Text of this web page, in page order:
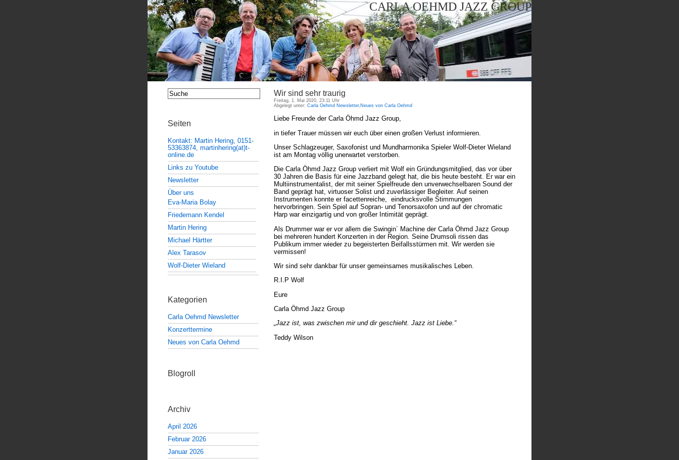
CARLA OEHMD JAZZ GROUP
Seiten
Kontakt: Martin Hering, 0151-
53363874, martinhering(at)t-
online.de
Links zu Youtube
Newsletter
Über uns
Eva-Maria Bolay
Friedemann Kendel
Martin Hering
Michael Härtter
Alex Tarasov
Wolf-Dieter Wieland
Kategorien
Carla Oehmd Newsletter
Konzerttermine
Neues von Carla Oehmd
Blogroll
Archiv
April 2026
Februar 2026
Januar 2026
Wir sind sehr traurig
Freitag, 1. Mai 2020, 23:11 Uhr
Abgelegt unter: Carla Oehmd Newsletter, Neues von Carla Oehmd
Liebe Freunde der Carla Öhmd Jazz Group,
in tiefer Trauer müssen wir euch über einen großen Verlust informieren.
Unser Schlagzeuger, Saxofonist und Mundharmonika Spieler Wolf-Dieter Wieland
ist am Montag völlig unerwartet verstorben.
Die Carla Öhmd Jazz Group verliert mit Wolf ein Gründungsmitglied, das vor über
30 Jahren die Basis für eine Jazzband gelegt hat, die bis heute besteht. Er war ein
Multiinstrumentalist, der mit seiner Spielfreude den unverwechselbaren Sound der
Band geprägt hat, virtuoser Solist und zuverlässiger Begleiter. Auf seinen
Instrumenten konnte er facettenreiche, eindrucksvolle Stimmungen
hervorbringen. Sein Spiel auf Sopran- und Tenorsaxofon und auf der chromatic
Harp war einzigartig und von großer Intimität geprägt.
Als Drummer war er vor allem die Swingin´ Machine der Carla Öhmd Jazz Group
bei mehreren hundert Konzerten in der Region. Seine Drumsoli rissen das
Publikum immer wieder zu begeisterten Beifallsstürmen mit. Wir werden sie
vermissen!
Wir sind sehr dankbar für unser gemeinsames musikalisches Leben.
R.I.P Wolf
Eure
Carla Öhmd Jazz Group
„Jazz ist, was zwischen mir und dir geschieht. Jazz ist Liebe.“
Teddy Wilson